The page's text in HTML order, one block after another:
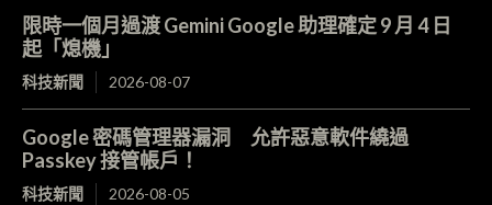
限時一個月過渡 Gemini Google 助理確定 9 月 4 日
起「熄機」
科技新聞 2026-08-07
Google 密碼管理器漏洞 允許惡意軟件繞過
Passkey 接管帳戶！
科技新聞 2026-08-05